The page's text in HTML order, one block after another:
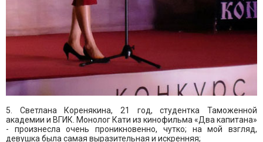
5. Светлана Коренякина, 21 год, студентка Таможенной
академии и ВГИК. Монолог Кати из кинофильма «Два капитана»
- произнесла очень проникновенно, чутко; на мой взгляд,
девушка была самая выразительная и искренняя;